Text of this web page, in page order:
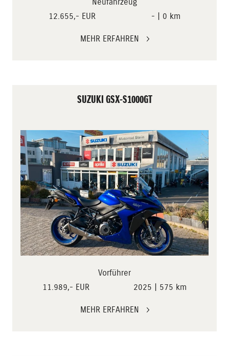
12.655,- EUR
- | 0 km
MEHR ERFAHREN
SUZUKI GSX-S1000GT
Vorführer
11.989,- EUR
2025 | 575 km
MEHR ERFAHREN